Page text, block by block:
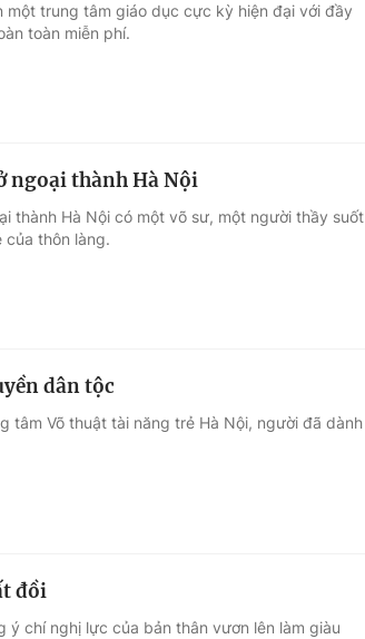
một trung tâm giáo dục cực kỳ hiện đại với đầy
toàn miễn phí.
ngoại thành Hà Nội
thành Hà Nội có một võ sư, một người thầy suốt
của thôn làng.
dân tộc
tâm Võ thuật tài năng trẻ Hà Nội, người đã dành
đồi
ý chí nghị lực của bản thân vươn lên làm giàu